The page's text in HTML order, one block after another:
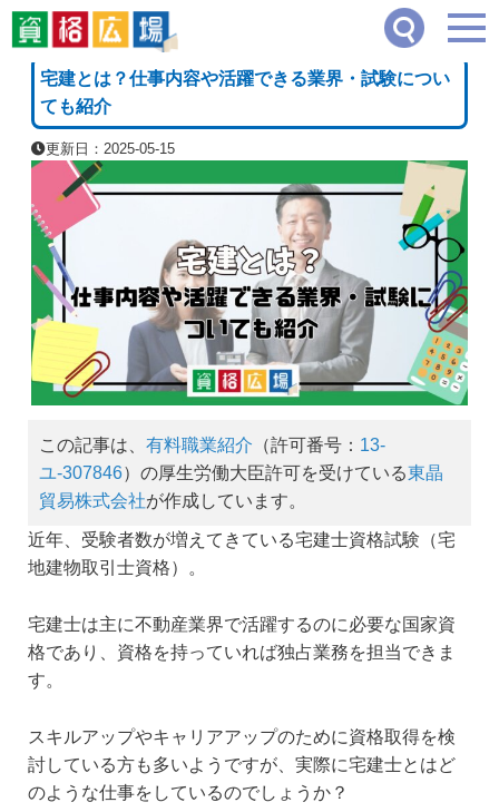
資格広場≫ 企業・経営・不動産系 宅建とは？仕事内容や活躍できる業界・試験に
[PR]
宅建とは？仕事内容や活躍できる業界・試験につい
ても紹介
更新日：2025-05-15
この記事は、 有料職業紹介 （許可番号： 13-
ユ-307846）の厚生労働大臣許可を受けている東晶
貿易株式会社が作成しています。
近年、受験者数が増えてきている宅建士資格試験（宅
地建物取引士資格）。
宅建士は主に不動産業界で活躍するのに必要な国家資
格であり、資格を持っていれば独占業務を担当できま
す。
スキルアップやキャリアアップのために資格取得を検
討している方も多いようですが、実際に宅建士とはど
のような仕事をしているのでしょうか？